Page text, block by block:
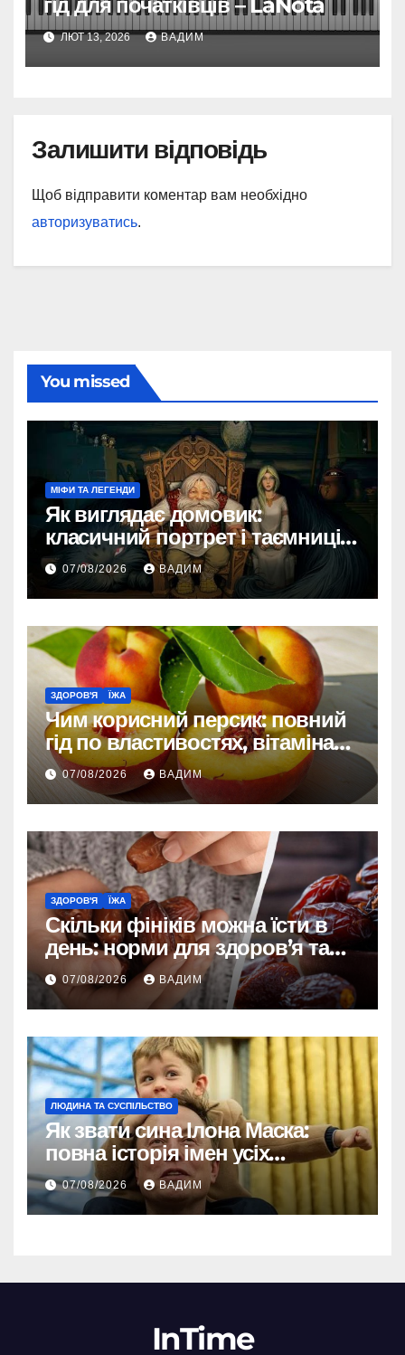
ЛЮТ 13, 2026 ВАДИМ
Залишити відповідь
Щоб відправити коментар вам необхідно
авторизуватись.
You missed
МІФИ ТА ЛЕГЕНДИ
Як виглядає домовик:
класичний портрет і таємниці
зовнішності
07/08/2026 ВАДИМ
ЗДОРОВ'Я ЇЖА
Чим корисний персик: повний
гід по властивостях, вітамінах і
впливі на організм
07/08/2026 ВАДИМ
ЗДОРОВ'Я ЇЖА
Скільки фініків можна їсти в
день: норми для здоров’я та
енергії
07/08/2026 ВАДИМ
ЛЮДИНА ТА СУСПІЛЬСТВО
Як звати сина Ілона Маска:
повна історія імен усіх
хлопчиків мільярдера
07/08/2026 ВАДИМ
InTime